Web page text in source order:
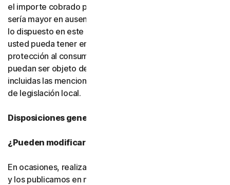
el importe cobrado por el software y los servicios, que
sería mayor en ausencia de dichas limitaciones. Nada de
lo dispuesto en este acuerdo limita los derechos que
usted pueda tener en virtud de las leyes vigentes de
protección al consumidor u otras leyes aplicables que no
puedan ser objeto de renuncia en su jurisdicción,
incluidas las mencionadas específicamente en la sección
de legislación local.
Disposiciones generales
¿Pueden modificarse estas condiciones?
En ocasiones, realizamos cambios en estas condiciones
y los publicamos en nuestro sitio web. Si no está de